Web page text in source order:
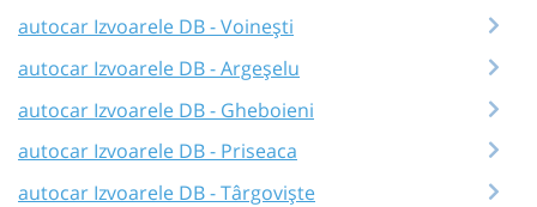
autocar Izvoarele DB - Voinești
autocar Izvoarele DB - Argeșelu
autocar Izvoarele DB - Gheboieni
autocar Izvoarele DB - Priseaca
autocar Izvoarele DB - Târgoviște